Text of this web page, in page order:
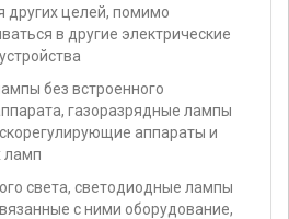
других целей, помимо
в другие электрические
без встроенного
газоразрядные лампы
аппараты и
ламп
света, светодиодные лампы
с ними оборудование,